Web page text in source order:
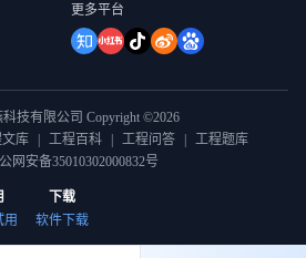
更多平台
技有限公司 Copyright ©2026
库 工程百科 工程问答
工程题库
网安备35010302000832号
用
下载
软件下载